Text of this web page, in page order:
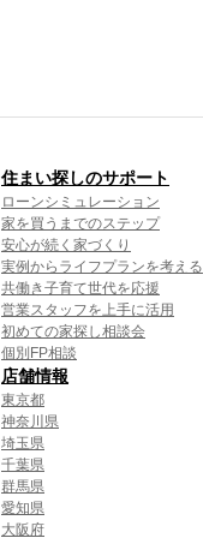
住まい探しのサポート
ローンシミュレーション
家を買うまでのステップ
安心が続く家づくり
実例からライフプランを考える
共働き子育て世代を応援
営業スタッフを上手に活用
初めての家探し相談会
個別FP相談
店舗情報
東京都
神奈川県
埼玉県
千葉県
群馬県
愛知県
大阪府